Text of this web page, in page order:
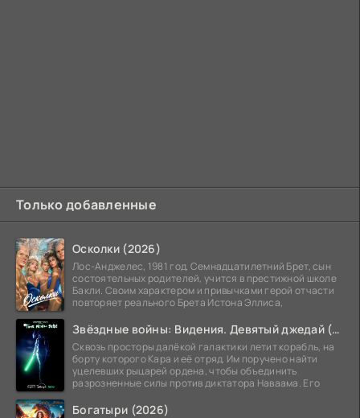
Только добавленные
Осколки (2026)
Лос-Анджелес, 1981 год. Семнадцатилетний Брет, сын
состоятельных родителей, учится в престижной школе
Бакли. Своим характером и привычками герой отчасти
повторяет реального Брета Истона Эллиса,
Звёздные войны: Видения. Девятый джедай (2026)
Сквозь просторы далёкой галактики летит корабль, на
борту которого Кара и её отряд. Им поручено найти
уцелевших рыцарей ордена, чтобы объединить
разрозненные силы против диктатора Наваама. Его
Богатыри (2026)